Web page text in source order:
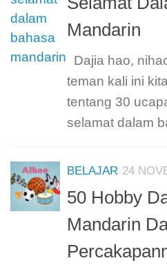
Mandarin
Dajia hao,
teman kali ini
tentang 30
selamat dalam
BELAJAR 24
50 Hobby
Mandarin